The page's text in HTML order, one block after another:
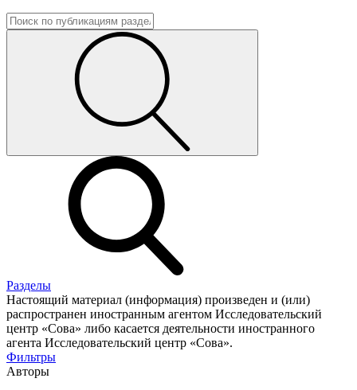
Разделы
Настоящий материал (информация) произведен и (или)
распространен иностранным агентом Исследовательский
центр «Сова» либо касается деятельности иностранного
агента Исследовательский центр «Сова».
Фильтры
Авторы